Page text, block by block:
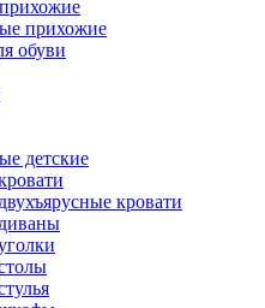
прихожие
обуви
детские
кровати